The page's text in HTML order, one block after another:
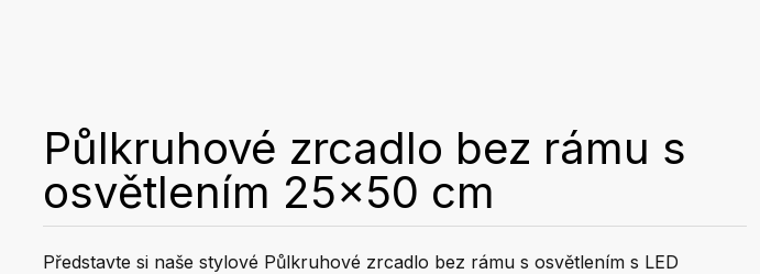
Půlkruhové zrcadlo bez rámu s
osvětlením 25x50 cm
Představte si naše stylové Půlkruhové zrcadlo bez rámu s osvětlením s LED